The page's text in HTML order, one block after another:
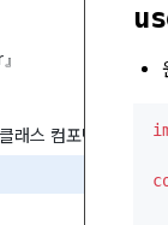
래스 컴포넌트